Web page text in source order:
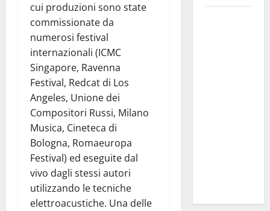
cui produzioni sono state
commissionate da
numerosi festival
internazionali (ICMC
Singapore, Ravenna
Festival, Redcat di Los
Angeles, Unione dei
Compositori Russi, Milano
Musica, Cineteca di
Bologna, Romaeuropa
Festival) ed eseguite dal
vivo dagli stessi autori
utilizzando le tecniche
elettroacustiche. Una delle